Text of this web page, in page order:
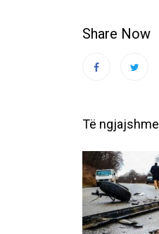
Share Now
Të ngjajshme